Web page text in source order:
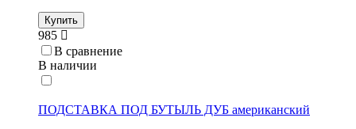
Купить
985
В сравнение
В наличии
ПОДСТАВКА ПОД БУТЫЛЬ ДУБ американский